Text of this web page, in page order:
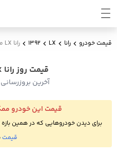
قیمت خودرو رانا LX
1392 رانا LX مدل 1392
قیمت روز رانا LX مدل 1392
آخرین بروزرسانی در ۱۴۰۴/
قیمت این خودرو
برای دیدن خودروهایی که در همین
قیمت